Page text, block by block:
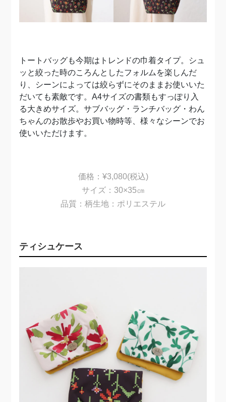
トートバッグも今期はトレンドの巾着タイプ。シュ
ッと絞った時のころんとしたフォルムを楽しんだ
り、シーンによっては絞らずにそのままお使いいた
だいても素敵です。A4サイズの書類もすっぽり入
る大きめサイズ。サブバッグ・ランチバッグ・わん
ちゃんのお散歩やお買い物時等、様々なシーンでお
使いいただけます。
価格：¥3,080(税込)
サイズ：30×35㎝
品質：柄生地：ポリエステル
ティシュケース